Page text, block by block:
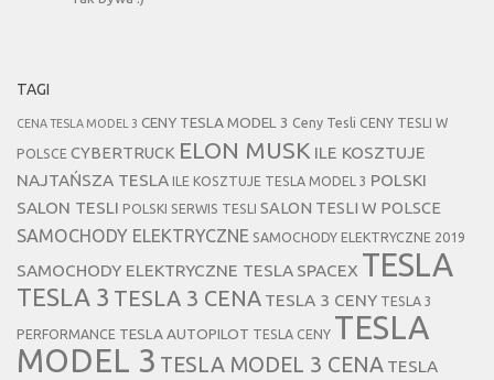
TAGI
CENA TESLA MODEL 3 CENY TESLA MODEL 3 Ceny Tesli CENY TESLI W
POLSCE CYBERTRUCK ELON MUSK ILE KOSZTUJE
NAJTAŃSZA TESLA ILE KOSZTUJE TESLA MODEL 3 POLSKI
SALON TESLI POLSKI SERWIS TESLI SALON TESLI W POLSCE
SAMOCHODY ELEKTRYCZNE SAMOCHODY ELEKTRYCZNE 2019
SAMOCHODY ELEKTRYCZNE TESLA SPACEX TESLA
TESLA 3 TESLA 3 CENA TESLA 3 CENY TESLA 3
PERFORMANCE TESLA AUTOPILOT TESLA CENY TESLA
MODEL 3 TESLA MODEL 3 CENA TESLA